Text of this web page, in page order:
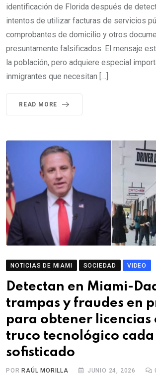
identificación de Florida después de
intentos de utilizar facturas de servicios
comprobantes de domicilio y otros
presuntamente falsificados. El mensaje
la población, pero adquiere especial
inmigrantes que necesitan […]
READ MORE
NOTICIAS DE MIAMI SOCIEDAD VIDEO
Detectan en Miami-
trampas y fraudes en
para obtener licencias
truco tecnológico cada
sofisticado
POR RAÚL MORILLA JUNIO 24, 2026